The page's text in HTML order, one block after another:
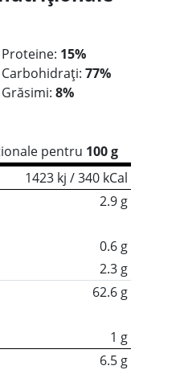
Proteine: 15%
Carbohidrați: 77%
Grăsimi: 8%
pentru 100 g
1423 kj / 340 kCal
2.9 g
0.6 g
2.3 g
62.6 g
1 g
6.5 g